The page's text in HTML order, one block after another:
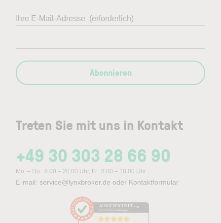
Treten Sie mit uns in Kontakt
+49 30 303 28 66 90
Mo. – Do.: 8:00 – 20:00 Uhr, Fr.: 8:00 – 18:00 Uhr
E-mail: service@lynxbroker.de oder Kontaktformular
AUSGEZEICHNET .org
Kundenbewertungen
Ihre E-Mail-Adresse (erforderlich)
Abonnieren